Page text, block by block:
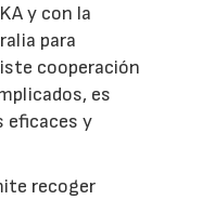
y con la
para
cooperación
es
eficaces y
recoger